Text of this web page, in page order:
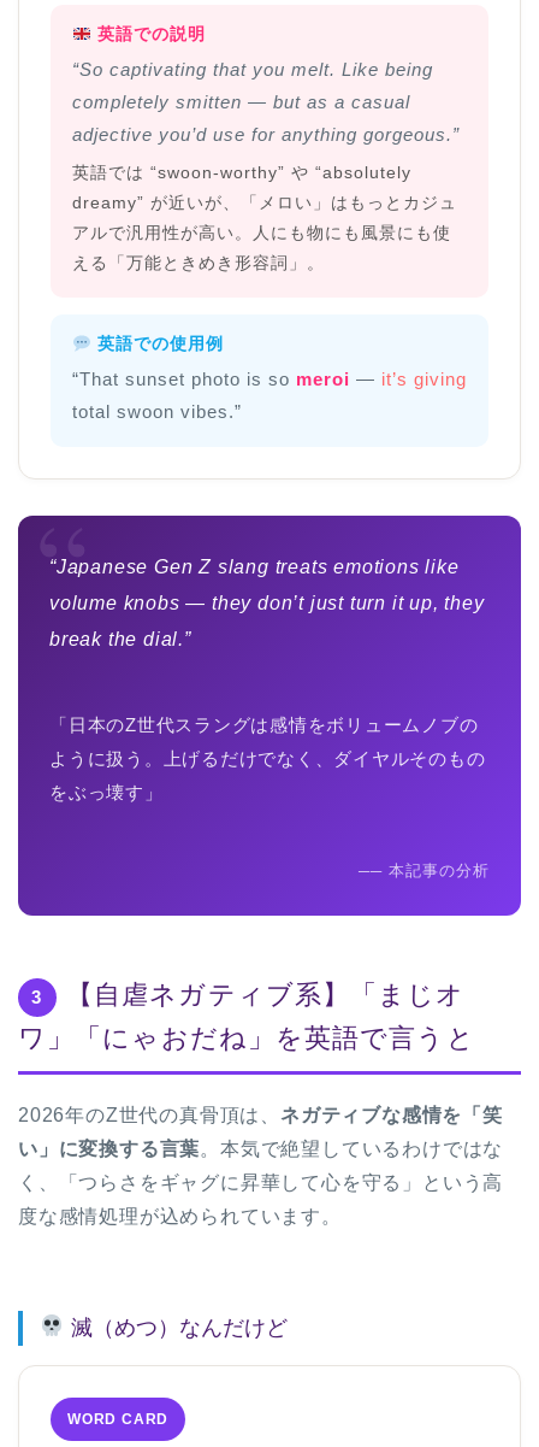
英語での説明
“So captivating that you melt. Like being
completely smitten — but as a casual
adjective you’d use for anything gorgeous.”
英語では “swoon-worthy” や “absolutely
dreamy” が近いが、「メロい」はもっとカジュ
アルで汎用性が高い。人にも物にも風景にも使
える「万能ときめき形容詞」。
英語での使用例
“That sunset photo is so meroi — it’s giving
total swoon vibes.”
“
“Japanese Gen Z slang treats emotions like
volume knobs — they don’t just turn it up, they
break the dial.”
「日本のZ世代スラングは感情をボリュームノブの
ように扱う。上げるだけでなく、ダイヤルそのもの
をぶっ壊す」
── 本記事の分析
3
【自虐ネガティブ系】「まじオ
ワ」「にゃおだね」を英語で言うと
2026年のZ世代の真骨頂は、 ネガティブな感情を「笑
い」に変換する言葉。本気で絶望しているわけではな
く、「つらさをギャグに昇華して心を守る」という高
度な感情処理が込められています。
滅（めつ）なんだけど
WORD CARD